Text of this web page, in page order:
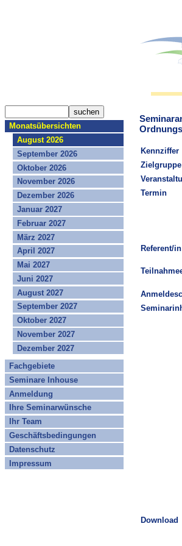
Monatsübersichten
August 2026
September 2026
Oktober 2026
November 2026
Dezember 2026
Januar 2027
Februar 2027
März 2027
April 2027
Mai 2027
Juni 2027
August 2027
September 2027
Oktober 2027
November 2027
Dezember 2027
Fachgebiete
Seminare Inhouse
Anmeldung
Ihre Seminarwünsche
Ihr Team
Geschäftsbedingungen
Datenschutz
Impressum
Kennziffer
Zielgruppe
Termin
Referent/in
Download